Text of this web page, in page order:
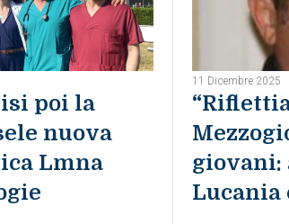
poi la
nuova
Lmna
11 Dicembre 2025
giovani:
Lucania